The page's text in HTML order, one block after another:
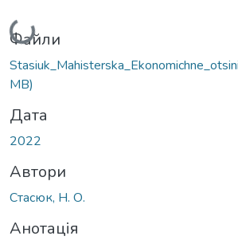
Вантажиться...
Файли
MB)
Дата
2022
Автори
Стасюк, Н. О.
Анотація